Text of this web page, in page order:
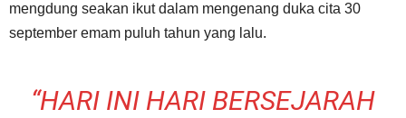
mengdung seakan ikut dalam mengenang duka cita 30
september emam puluh tahun yang lalu.
“HARI INI HARI BERSEJARAH